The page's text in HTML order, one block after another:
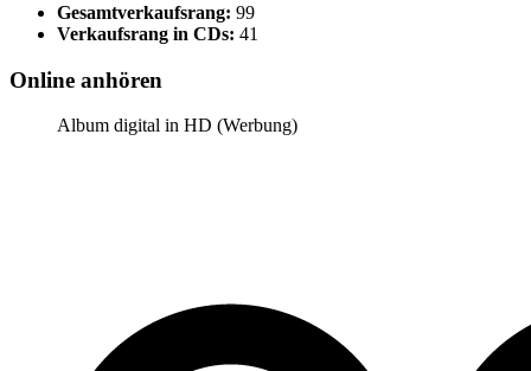
Gesamtverkaufsrang: 99
Verkaufsrang in CDs: 41
Online anhören
Album digital in HD (Werbung)